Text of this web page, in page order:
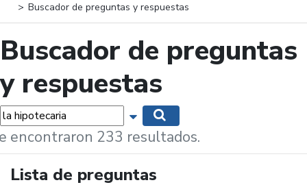
Buscador de preguntas y respuestas
Buscador de preguntas
y respuestas
Mostrar opciones de búsqueda
encontraron 233 resultados.
Lista de preguntas